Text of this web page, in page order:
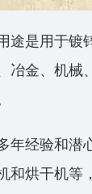
途是用于
冶金、机
年经验和潜
和烘干机等